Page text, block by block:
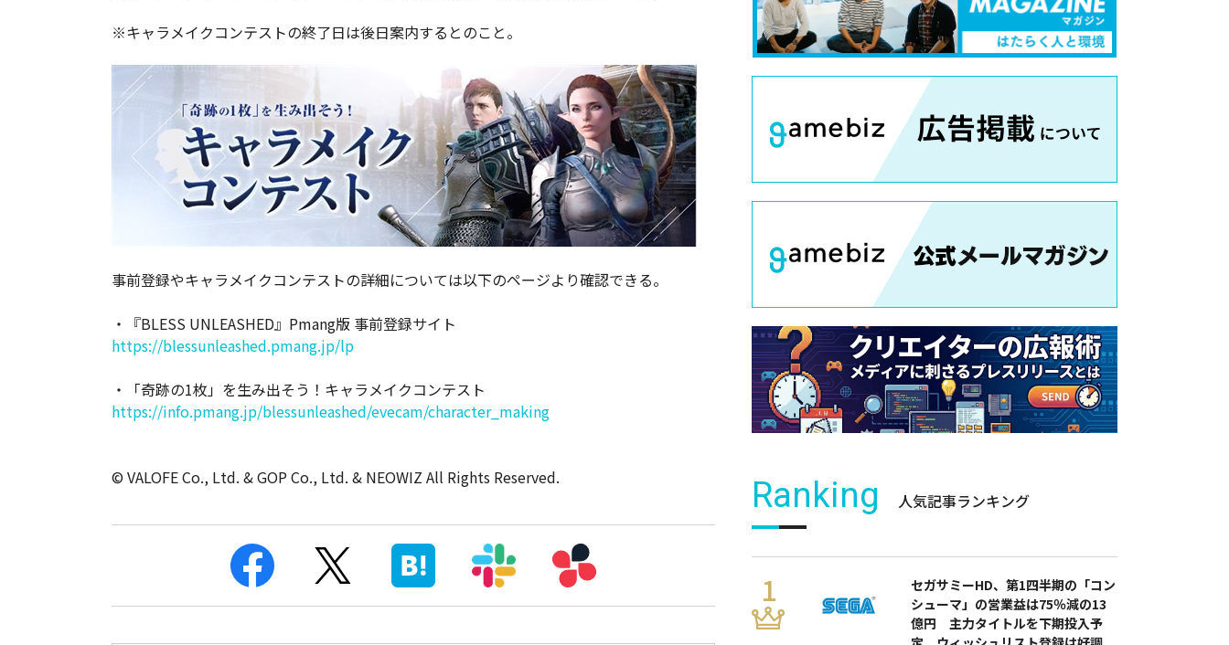
※キャラメイクコンテストの終了日は後日案内するとのこと。
事前登録やキャラメイクコンテストの詳細については以下のページより確認できる。
・『BLESS UNLEASHED』Pmang版 事前登録サイト
https://blessunleashed.pmang.jp/lp
・「奇跡の1枚」を生み出そう！キャラメイクコンテスト
https://info.pmang.jp/blessunleashed/evecam/character_making
© VALOFE Co., Ltd. & GOP Co., Ltd. & NEOWIZ All Rights Reserved. Ranking 人気記事ランキング
セガサミーHD、第1四半期の「コン
シューマ」の営業益は75％減の13
億円 主力タイトルを下期投入予